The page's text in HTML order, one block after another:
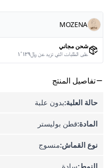
MOZENA
شحن مجاني
على الطلبات التي تزيد عن ﷼١٬١٢٩
تفاصيل المنتج
حالة العلبة:بدون علبة
المادة:قطن بوليستر
نوع القماش:منسوج
النمط:سادة